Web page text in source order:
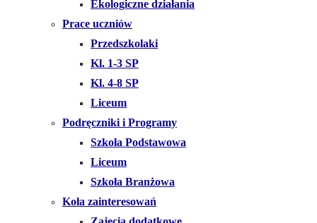
Ekologiczne działania
Prace uczniów
Przedszkolaki
Kl. 1-3 SP
Kl. 4-8 SP
Liceum
Podręczniki i Programy
Szkoła Podstawowa
Liceum
Szkoła Branżowa
Koła zainteresowań